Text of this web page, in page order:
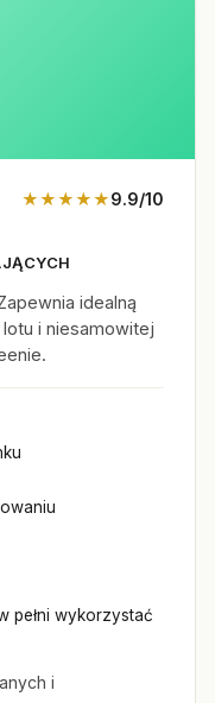
★★★★★9.9/10
idealną
i niesamowitej
pełni wykorzystać
i